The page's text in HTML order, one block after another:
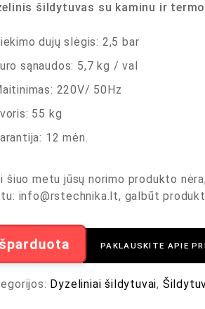
šildytuvas su kaminu ir
dujų slėgis: 2,5 bar
sąnaudos: 5,7 kg / val
220V/ 50Hz
55 kg
12 mėn.
šiuo metu jūsų norimo produkto
info@rstechnika.lt, galbūt
PAKLAUSKITE APIE
Dyzeliniai šildytuvai,